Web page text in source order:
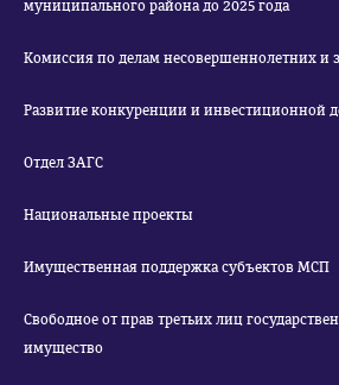
муниципального района до 2025 года
Комиссия по делам несовершеннолетних и
Развитие конкуренции и инвестиционной
Отдел ЗАГС
Национальные проекты
Имущественная поддержка субъектов МСП
Свободное от прав третьих лиц
имущество